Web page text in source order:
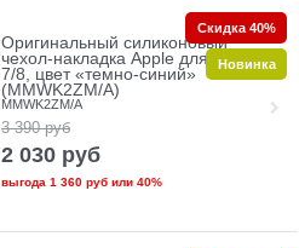
Оригинальный силиконовый
чехол-накладка Apple для iPhone
7/8, цвет «темно-синий»
(MMWK2ZM/A)
MMWK2ZM/A
3 390 руб
2 030 руб
выгода 1 360 рубили 40%
Скидка 40%
Новинка